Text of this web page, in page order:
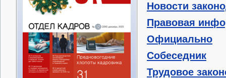
Новости
Правовая
Официально
Собеседник
Трудовое